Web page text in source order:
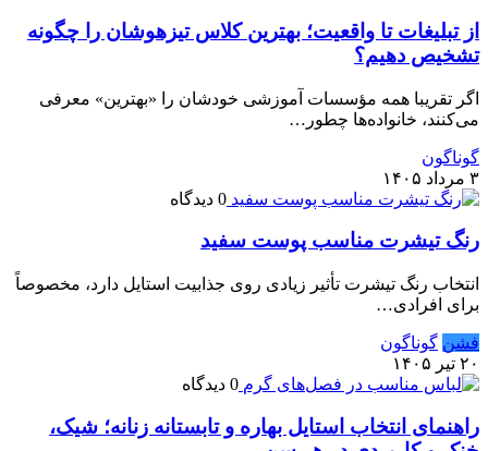
از تبلیغات تا واقعیت؛ بهترین کلاس تیزهوشان را چگونه
تشخیص دهیم؟
اگر تقریبا همه مؤسسات آموزشی خودشان را «بهترین» معرفی
می‌کنند، خانواده‌ها چطور…
گوناگون
۳ مرداد ۱۴۰۵
0 دیدگاه
رنگ تیشرت مناسب پوست سفید
انتخاب رنگ تیشرت تأثیر زیادی روی جذابیت استایل دارد، مخصوصاً
برای افرادی…
فشن گوناگون
۲۰ تیر ۱۴۰۵
0 دیدگاه
راهنمای انتخاب استایل بهاره و تابستانه زنانه؛ شیک،